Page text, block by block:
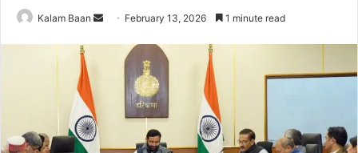
Kalam Baan
Send
email
February 13, 2026 1 minute read